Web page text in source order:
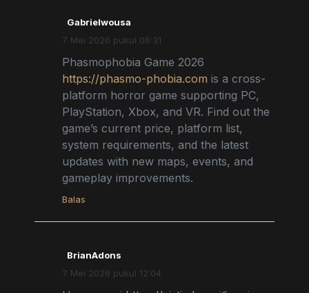
Gabrielwousa
7 Mei 2026 pukul 06:31
Phasmophobia Game 2026
https://phasmo-phobia.com is a cross-
platform horror game supporting PC,
PlayStation, Xbox, and VR. Find out the
game’s current price, platform list,
system requirements, and the latest
updates with new maps, events, and
gameplay improvements.
Balas
BrianAdons
7 Mei 2026 pukul 12:04